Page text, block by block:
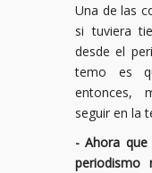
Una de las
si tuviera
desde el
temo es
entonces,
seguir en la
- Ahora
periodismo